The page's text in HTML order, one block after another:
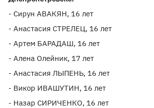
- Сирун АВАКЯН, 16 лет
- Анастасия СТРЕЛЕЦ, 16 лет
- Артем БАРАДАШ, 16 лет
- Алена Олейник, 17 лет
- Анастасия ЛЫПЕНЬ, 16 лет
- Викор ИВАШУТИН, 16 лет
- Назар СИРИЧЕНКО, 16 лет